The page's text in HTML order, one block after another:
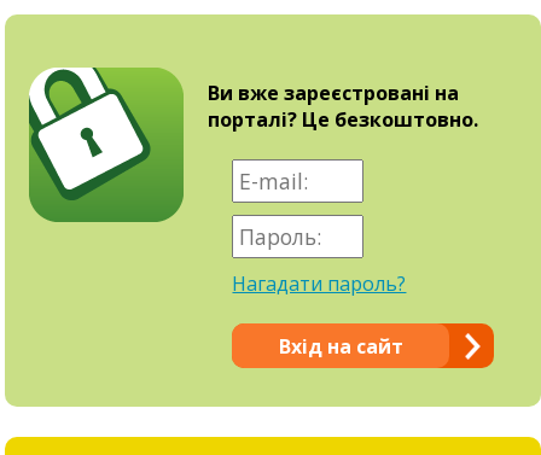
Ви вже зареєстровані на
порталі? Це безкоштовно.
Нагадати пароль?
Вхід на сайт